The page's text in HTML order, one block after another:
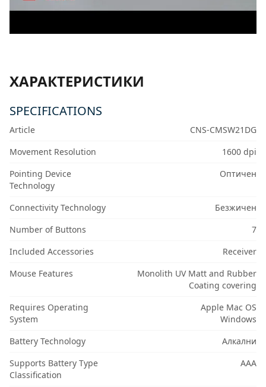
ХАРАКТЕРИСТИКИ
SPECIFICATIONS
Article
CNS-CMSW21DG
Movement Resolution
1600 dpi
Pointing Device
Technology
Оптичен
Connectivity Technology
Безжичен
Number of Buttons
7
Included Accessories
Receiver
Mouse Features
Monolith UV Matt and Rubber
Coating covering
Requires Operating
System
Apple Mac OS
Windows
Battery Technology
Алкални
Supports Battery Type
Classification
AAA